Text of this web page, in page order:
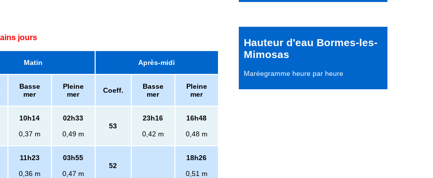
jours
Matin Après-midi
Basse
mer
Pleine
mer
Coeff.
Basse
mer
Pleine
mer
10h14
0,37 m
02h33
0,49 m
53
23h16
0,42 m
16h48
0,48 m
11h23
0,36 m
03h55
0,47 m
52
18h26
0,51 m
Hauteur d'eau Bormes-les-
Mimosas
Maréegramme heure par heure